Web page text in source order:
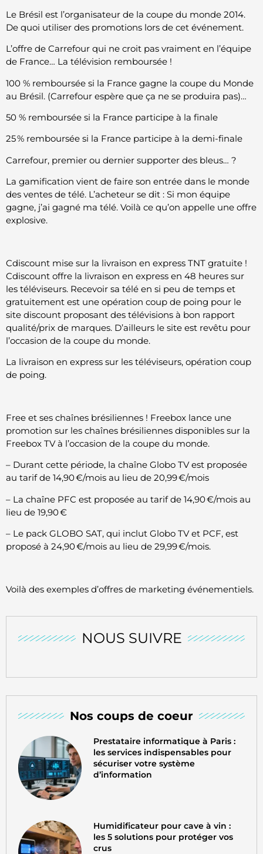
NOUS SUIVRE
Nos coups de coeur
Prestataire informatique à Paris :
les services indispensables pour
sécuriser votre système
d’information
Humidificateur pour cave à vin :
les 5 solutions pour protéger vos
crus
Le Brésil est l’organisateur de la coupe du monde 2014.
De quoi utiliser des promotions lors de cet événement.
L’offre de Carrefour qui ne croit pas vraiment en l’équipe
de France… La télévision remboursée !
100 % remboursée si la France gagne la coupe du Monde
au Brésil. (Carrefour espère que ça ne se produira pas)…
50 % remboursée si la France participe à la finale
25 % remboursée si la France participe à la demi-finale
Carrefour, premier ou dernier supporter des bleus… ?
La gamification vient de faire son entrée dans le monde
des ventes de télé. L’acheteur se dit : Si mon équipe
gagne, j’ai gagné ma télé. Voilà ce qu’on appelle une offre
explosive.
Cdiscount mise sur la livraison en express TNT gratuite !
Cdiscount offre la livraison en express en 48 heures sur
les téléviseurs. Recevoir sa télé en si peu de temps et
gratuitement est une opération coup de poing pour le
site discount proposant des télévisions à bon rapport
qualité/prix de marques. D’ailleurs le site est revêtu pour
l’occasion de la coupe du monde.
La livraison en express sur les téléviseurs, opération coup
de poing.
Free et ses chaînes brésiliennes ! Freebox lance une
promotion sur les chaînes brésiliennes disponibles sur la
Freebox TV à l’occasion de la coupe du monde.
– Durant cette période, la chaîne Globo TV est proposée
au tarif de 14,90 €/mois au lieu de 20,99 €/mois
– La chaîne PFC est proposée au tarif de 14,90 €/mois au
lieu de 19,90 €
– Le pack GLOBO SAT, qui inclut Globo TV et PCF, est
proposé à 24,90 €/mois au lieu de 29,99 €/mois.
Voilà des exemples d’offres de marketing événementiels.